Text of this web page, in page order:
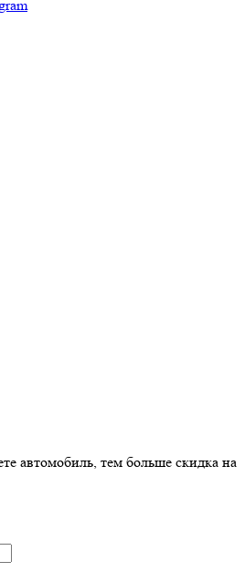
автомобиль, тем больше скидка на